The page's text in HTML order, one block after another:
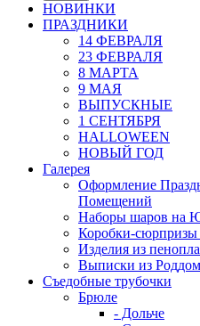
НОВИНКИ
ПРАЗДНИКИ
14 ФЕВРАЛЯ
23 ФЕВРАЛЯ
8 МАРТА
9 МАЯ
ВЫПУСКНЫЕ
1 СЕНТЯБРЯ
HALLOWEEN
НОВЫЙ ГОД
Галерея
Оформление
Помещений
Наборы шаров на
Коробки-сюрпризы
Изделия из
Выписки из
Съедобные трубочки
Брюле
- Дольче